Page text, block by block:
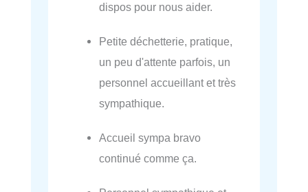
dispos pour nous aider.
Petite déchetterie, pratique,
un peu d'attente parfois, un
personnel accueillant et très
sympathique.
Accueil sympa bravo
continué comme ça.